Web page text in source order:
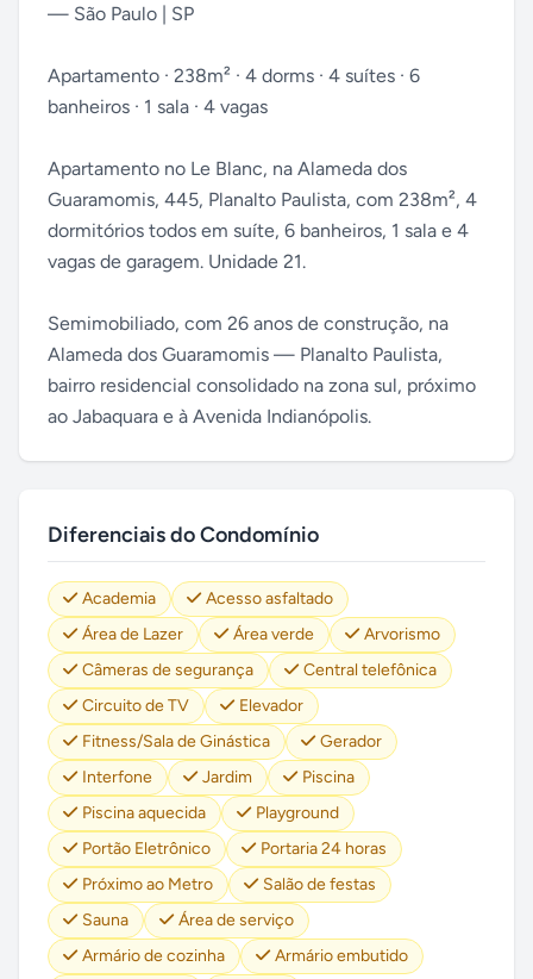
— São Paulo | SP
Apartamento · 238m² · 4 dorms · 4 suítes · 6
banheiros · 1 sala · 4 vagas
Apartamento no Le Blanc, na Alameda dos
Guaramomis, 445, Planalto Paulista, com 238m², 4
dormitórios todos em suíte, 6 banheiros, 1 sala e 4
vagas de garagem. Unidade 21.
Semimobiliado, com 26 anos de construção, na
Alameda dos Guaramomis — Planalto Paulista,
bairro residencial consolidado na zona sul, próximo
ao Jabaquara e à Avenida Indianópolis.
Diferenciais do Condomínio
Academia
Acesso asfaltado
Área de Lazer
Área verde
Arvorismo
Câmeras de segurança
Central telefônica
Circuito de TV
Elevador
Fitness/Sala de Ginástica
Gerador
Interfone
Jardim
Piscina
Piscina aquecida
Playground
Portão Eletrônico
Portaria 24 horas
Próximo ao Metro
Salão de festas
Sauna
Área de serviço
Armário de cozinha
Armário embutido